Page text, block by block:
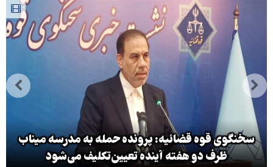
سخنگوی قوه قضائیه: پرونده حمله به مدرسه میناب
ظرف دو هفته آینده تعیین‌تکلیف می‌شود